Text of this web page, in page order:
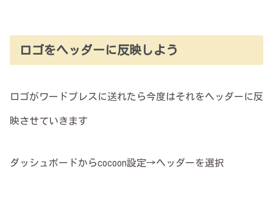
ロゴをヘッダーに反映しよう
ロゴがワードプレスに送れたら今度はそれをヘッダーに反
映させていきます
ダッシュボードからcocoon設定→ヘッダーを選択